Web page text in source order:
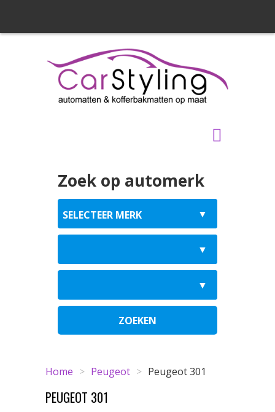
Zoek op automerk
ZOEKEN
Home > Peugeot > Peugeot 301
PEUGEOT 301